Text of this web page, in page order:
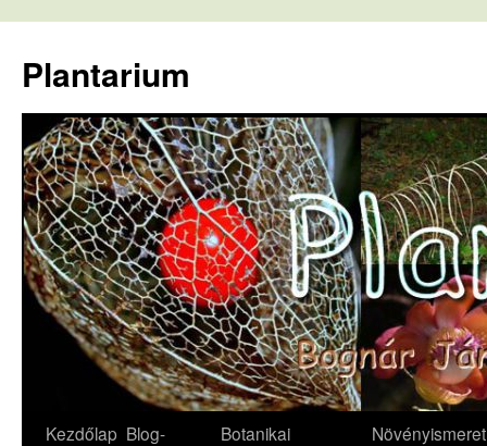
tartalomba
Plantarium
Kezdőlap Blog-
Botanikai
Növényismeret